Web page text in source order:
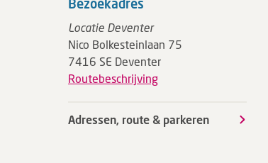
Bezoekadres
Locatie Deventer
Nico Bolkesteinlaan 75
7416 SE Deventer
Routebeschrijving
Adressen, route & parkeren